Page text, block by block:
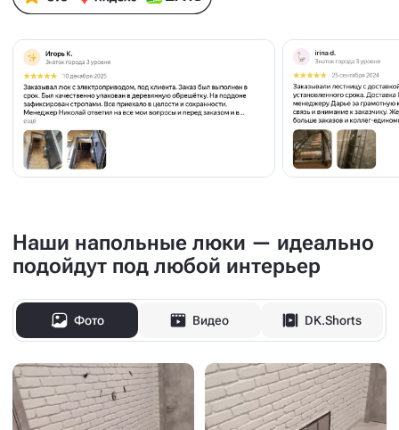
Наши напольные люки — идеально
подойдут под любой интерьер
Фото Видео DK.Shorts